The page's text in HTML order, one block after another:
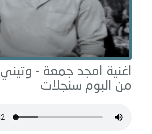
اغنية امجد جمعة - وتيني
من البوم سنجلات